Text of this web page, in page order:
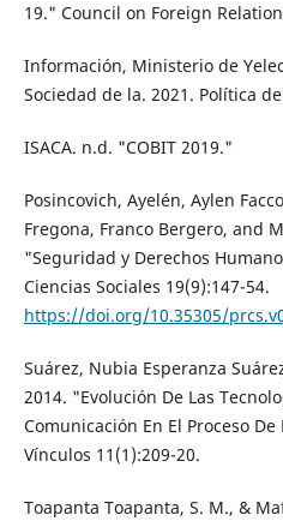
19." Council on Foreign
Información, Ministerio de
Sociedad de la. 2021. Política
ISACA. n.d. "COBIT 2019."
Posincovich, Ayelén, Aylen
Fregona, Franco Bergero, and
"Seguridad y Derechos
Ciencias Sociales 19(9):147-54.
https://doi.org/10.35305/
Suárez, Nubia Esperanza
2014. "Evolución De Las
Comunicación En El Proceso
Vínculos 11(1):209-20.
Toapanta Toapanta, S. M., &